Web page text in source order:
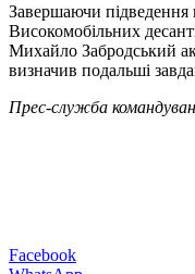
Завершаючи підведення
Високомобільних
Михайло Забродський
визначив подальші
Прес-служба
Facebook